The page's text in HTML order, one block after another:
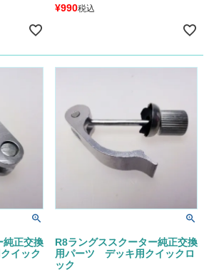
¥990税込
純正交換
イック
R8ラングススクーター純正交換
用パーツ デッキ用クイックロ
ック